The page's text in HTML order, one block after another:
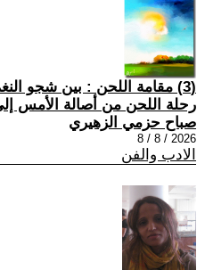
(3) مقامة اللحن : بين شجو
رحلة اللحن من أصالة الأمس
صباح حزمي الزهيري
2026 / 8 / 8
الادب والفن